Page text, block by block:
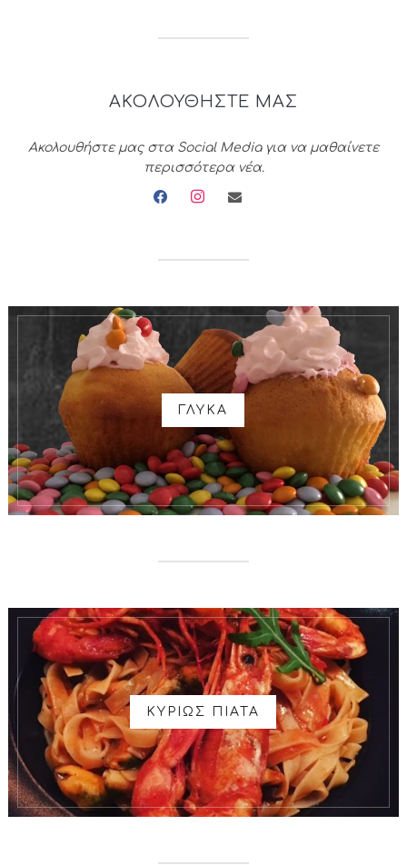
ΑΚΟΛΟΥΘΗΣΤΕ ΜΑΣ
Ακολουθήστε μας στα Social Media για να μαθαίνετε
περισσότερα νέα.
facebookinstagramenvelope
ΓΛΥΚΑ
ΚΥΡΙΩΣ ΠΙΑΤΑ